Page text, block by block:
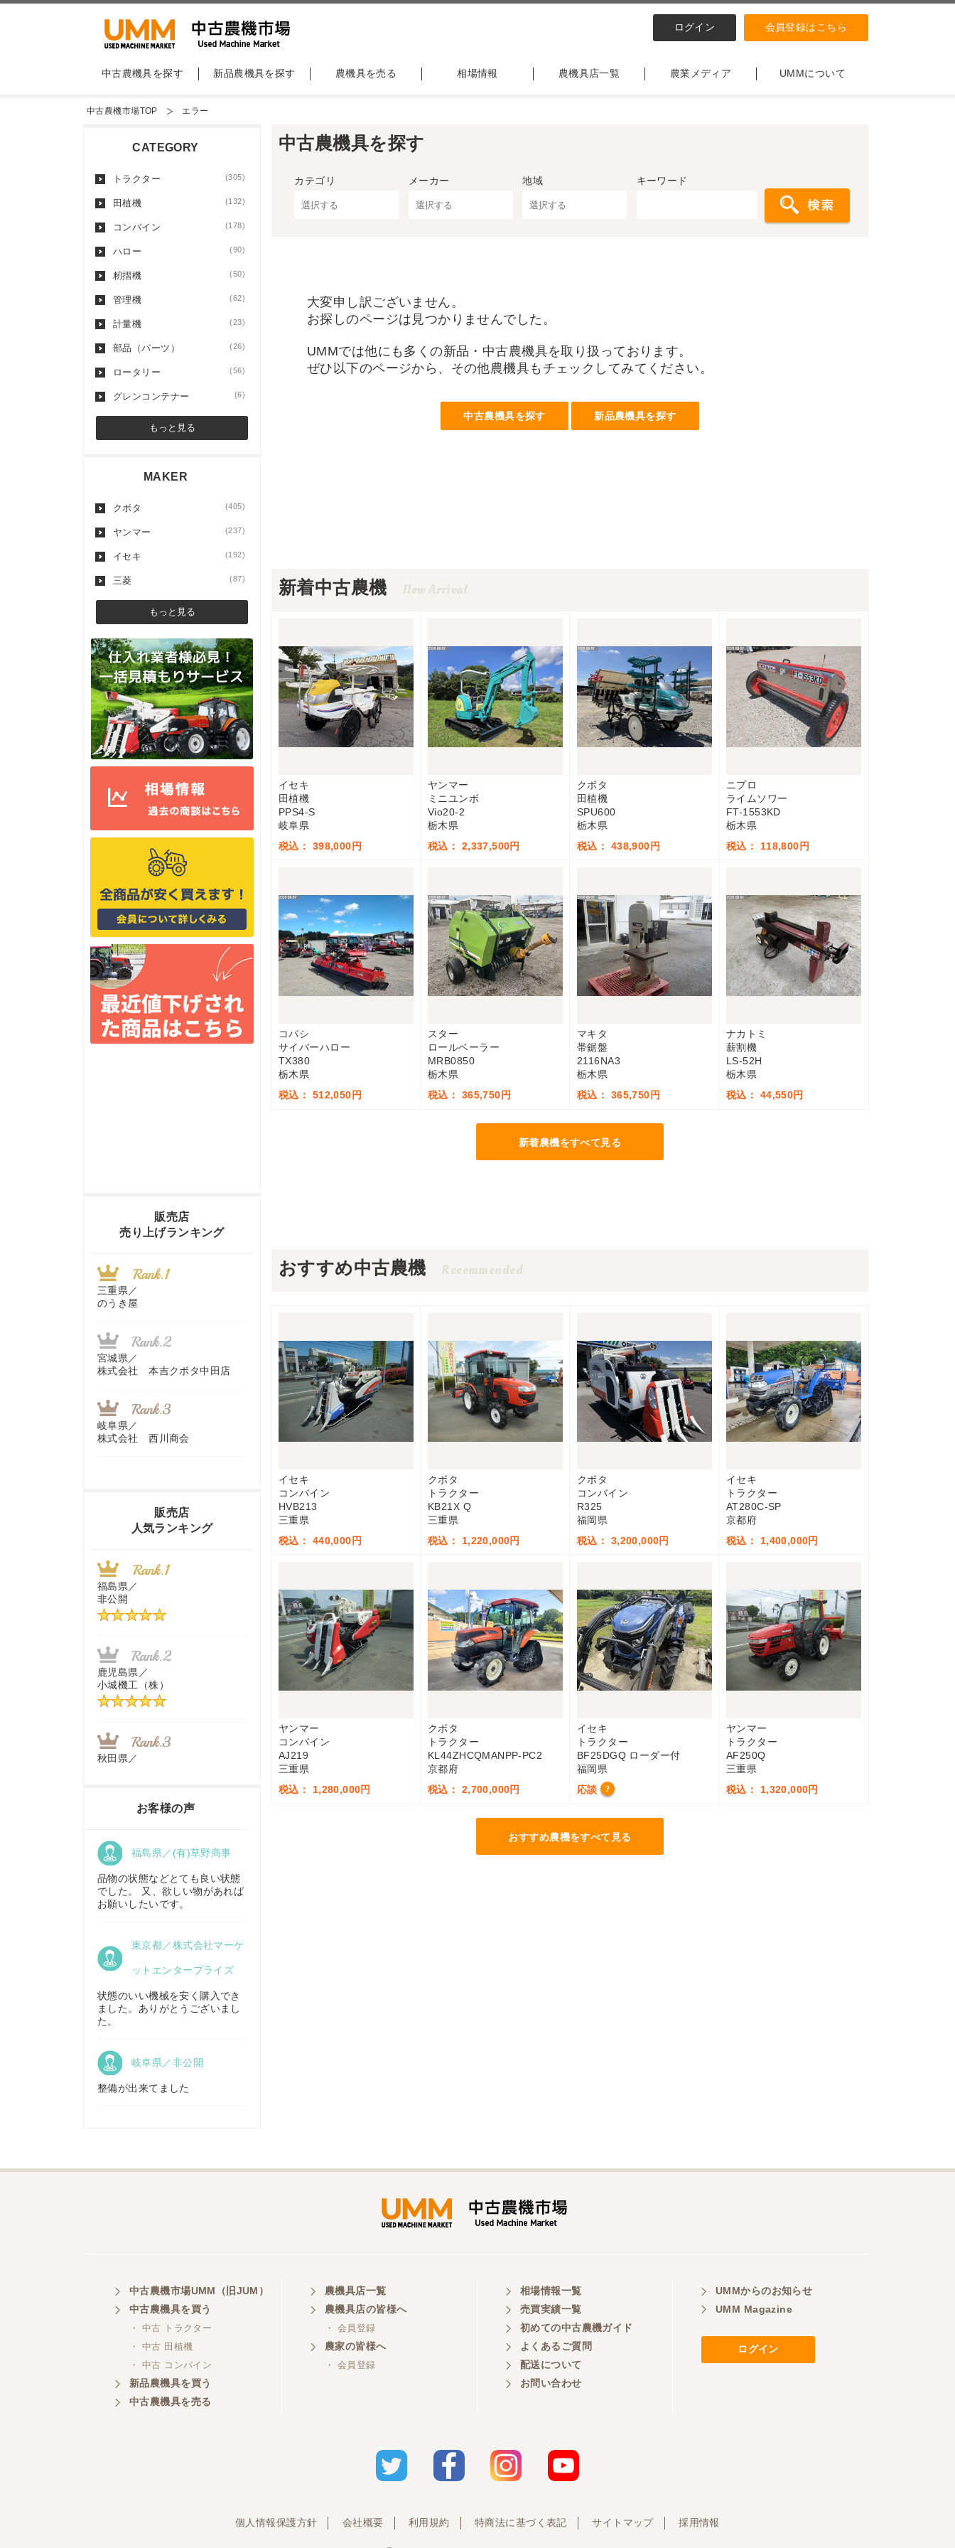
ログイン 会員登録はこちら
中古農機具を探す 新品農機具を探す 農機具を売る 相場情報 農機具店一覧 農業メディア UMMについて
中古農機市場TOP エラー
中古農機具を探す
カテゴリ メーカー 地域 キーワード
大変申し訳ございません。
お探しのページは見つかりませんでした。
UMMでは他にも多くの新品・中古農機具を取り扱っております。
ぜひ以下のページから、その他農機具もチェックしてみてください。
中古農機具を探す 新品農機具を探す
新着中古農機 New Arrival
イセキ
田植機
PPS4-S
岐阜県
税込： 398,000円
ヤンマー
ミニユンボ
Vio20-2
栃木県
税込： 2,337,500円
クボタ
田植機
SPU600
栃木県
税込： 438,900円
ニプロ
ライムソワー
FT-1553KD
栃木県
税込： 118,800円
コバシ
サイバーハロー
TX380
栃木県
税込： 512,050円
スター
ロールベーラー
MRB0850
栃木県
税込： 365,750円
マキタ
帯鋸盤
2116NA3
栃木県
税込： 365,750円
ナカトミ
薪割機
LS-52H
栃木県
税込： 44,550円
新着農機をすべて見る
おすすめ中古農機 Recommended
イセキ
コンバイン
HVB213
三重県
税込： 440,000円
クボタ
トラクター
KB21X Q
三重県
税込： 1,220,000円
クボタ
コンバイン
R325
福岡県
税込： 3,200,000円
イセキ
トラクター
AT280C-SP
京都府
税込： 1,400,000円
ヤンマー
コンバイン
AJ219
三重県
税込： 1,280,000円
クボタ
トラクター
KL44ZHCQMANPP-PC2
京都府
税込： 2,700,000円
イセキ
トラクター
BF25DGQ ローダー付
福岡県
応談
?
ヤンマー
トラクター
AF250Q
三重県
税込： 1,320,000円
おすすめ農機をすべて見る
CATEGORY
トラクター (305)
田植機 (132)
コンバイン (178)
ハロー (90)
籾摺機 (50)
管理機 (62)
計量機 (23)
部品（パーツ） (26)
ロータリー (56)
グレンコンテナー (6)
もっと見る
MAKER
クボタ (405)
ヤンマー (237)
イセキ (192)
三菱 (87)
もっと見る
販売店
売り上げランキング
三重県／
のうき屋
宮城県／
株式会社 本吉クボタ中田店
岐阜県／
株式会社 西川商会
農機リンクス
山梨県／
株式会社 ヨダ兄弟商会
近江商事合同会社：「茨城中古
農建機販売」
ガワ農機商会）
東京都／
株式会社マーケットエンタープ
ライズ
秋田県／
TMKトレーディング株式会社
販売店
人気ランキング
福島県／
非公開
鹿児島県／
小城機工（株）
秋田県／
香川県／
農機リンクス
株式会社キリノ
福島県／
株式会社トミタモータース
株式会社 ケイ・エス・エンタ
ープライズ
お客様の声
福島県／(有)草野商事
品物の状態などとても良い状態
でした。 又、欲しい物があれば
お願いしたいです。
東京都／株式会社マーケ
ットエンタープライズ
状態のいい機械を安く購入でき
ました。ありがとうございまし
た。
岐阜県／非公開
整備が出来てました
中古農機市場UMM（旧JUM）
中古農機具を買う
・ 中古 トラクター
・ 中古 田植機
・ 中古 コンバイン
新品農機具を買う
中古農機具を売る
農機具店一覧
農機具店の皆様へ
・ 会員登録
農家の皆様へ
・ 会員登録
相場情報一覧
売買実績一覧
初めての中古農機ガイド
よくあるご質問
配送について
お問い合わせ
UMMからのお知らせ
UMM Magazine
ログイン
個人情報保護方針 会社概要 利用規約 特商法に基づく表記 サイトマップ 採用情報